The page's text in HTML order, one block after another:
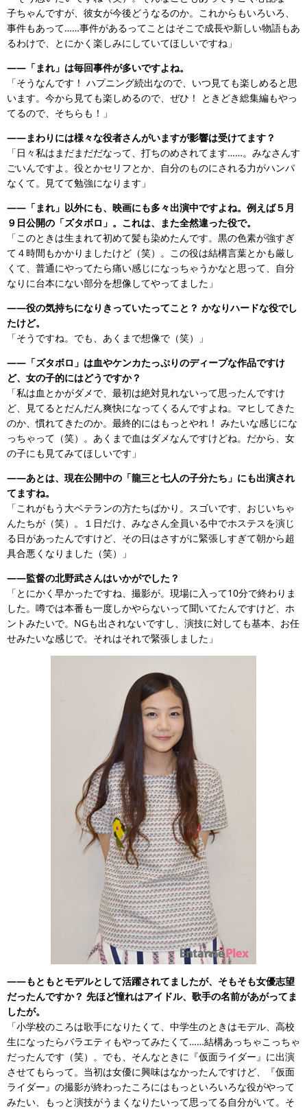
子ちゃんですが、彼女が今後どうなるのか。これからもいろいろ、
事件もあって……事件があるってことはそこで成長や新しい物語もあ
るわけで、とにかく楽しみにしていてほしいですね」
――「まれ」は毎回事件が多いですよね。
「そうなんです！ ハプニング続出なので、いつ見ても楽しめると思
います。今から見ても楽しめるので、ぜひ！ ときどき総集編もやっ
てるので、そちらも！」
――まわりには様々な役者さんがいますが影響は受けてます？
「日々私はまだまだだなって、打ちのめされてます……。みなさんす
ごいんですよ。役とかセリフとか、自分のものにされる力がハンパ
なくて。見てて勉強になります」
――「まれ」以外にも、映画にも多々出演中ですよね。例えば５月
９日公開の「ズタボロ」。これは、また全然違った役で。
「このときは生まれて初めて髪も染めたんです。黒の色素が強すぎ
て４時間もかかりましたけど（笑）。この役は結構言葉とかも厳し
くて、普通にやってたら痛い感じになっちゃうかなと思って、自分
なりに台本にない部分を想像してやってました」
――役の気持ちになりきっていたってこと？ かなりハードな役でし
たけど。
「そうですね。でも、あくまで想像で（笑）」
――「ズタボロ」は血やケンカたっぷりのディープな作品ですけ
ど、女の子的にはどうですか？
「私は血とかがダメで、最初は絶対見れないって思ったんですけ
ど、見てるとだんだん爽快になってくるんですよね。マヒしてきた
のか、慣れてきたのか。最終的にはもっとやれ！ みたいな感じにな
っちゃって（笑）。あくまで血はダメなんですけどね。だから、女
の子にも見てみてほしいです」
――あとは、現在公開中の「龍三と七人の子分たち」にも出演され
てますね。
「これがもう大ベテランの方たちばかり。スゴいです、おじいちゃ
んたちが（笑）。１日だけ、みなさん全員いる中でホステスを演じ
る日があったんですけど、その日はさすがに緊張しすぎて朝から超
具合悪くなりました（笑）」
――監督の北野武さんはいかがでした？
「とにかく早かったですね、撮影が。現場に入って10分で終わりま
した。噂では本番も一度しかやらないって聞いてたんですけど、ホ
ントみたいで。NGも出されないですし、演技に対しても基本、お任
せみたいな感じで。それはそれで緊張しました」
――もともとモデルとして活躍されてましたが、そもそも女優志望
だったんですか？ 先ほど憧れはアイドル、歌手の名前があがってま
したが。
「小学校のころは歌手になりたくて、中学生のときはモデル、高校
生になったらバラエティもやってみたくて……結構あっちゃこっちゃ
だったんです（笑）。でも、そんなときに『仮面ライダー』に出演
させてもらって。当初は女優に興味はなかったんですけど、『仮面
ライダー』の撮影が終わったころにはもっといろいろな役がやって
みたい、もっと演技がうまくなりたいって思ってる自分がいて。そ